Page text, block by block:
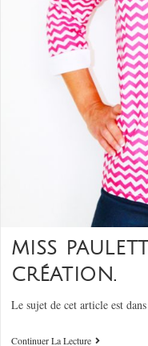
MISS
CRÉATION.
Le sujet de cet article est
Continuer La Lecture